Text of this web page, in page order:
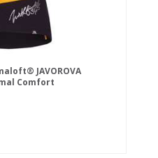
JAVOROVA
Comfort